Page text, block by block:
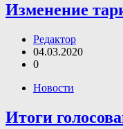
Изменение
Редактор
04.03.2020
0
Новости
Итоги